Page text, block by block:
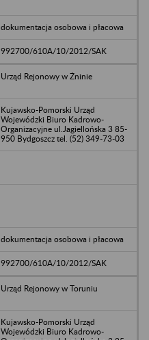
dokumentacja osobowa i płacowa
992700/610A/10/2012/SAK
Urząd Rejonowy w Żninie
Kujawsko-Pomorski Urząd
Wojewódzki Biuro Kadrowo-
Organizacyjne ul.Jagiellońska 3 85-
950 Bydgoszcz tel. (52) 349-73-03
dokumentacja osobowa i płacowa
992700/610A/10/2012/SAK
Urząd Rejonowy w Toruniu
Kujawsko-Pomorski Urząd
Wojewódzki Biuro Kadrowo-